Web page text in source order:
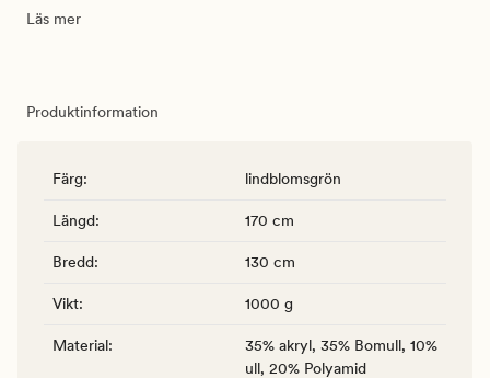
Läs mer
Produktinformation
Färg: lindblomsgrön
Längd: 170 cm
Bredd: 130 cm
Vikt: 1000 g
Material:
35% akryl, 35% Bomull, 10%
ull, 20% Polyamid